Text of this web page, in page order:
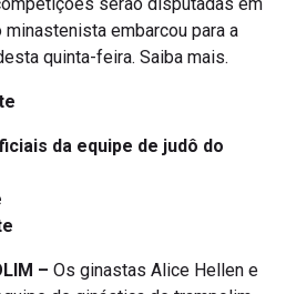
serão disputadas em
minastenista embarcou para a
quinta-feira. Saiba mais.
da equipe de judô do
– Os ginastas Alice Hellen e